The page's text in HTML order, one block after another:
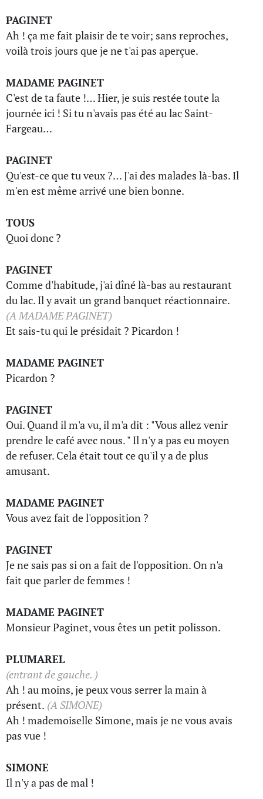
PAGINET
Ah ! ça me fait plaisir de te voir; sans reproches,
voilà trois jours que je ne t'ai pas aperçue.
MADAME PAGINET
C'est de ta faute !… Hier, je suis restée toute la
journée ici ! Si tu n'avais pas été au lac Saint-
Fargeau…
PAGINET
Qu'est-ce que tu veux ?… J'ai des malades là-bas. Il
m'en est même arrivé une bien bonne.
TOUS
Quoi donc ?
PAGINET
Comme d'habitude, j'ai dîné là-bas au restaurant
du lac. Il y avait un grand banquet réactionnaire.
(A MADAME PAGINET)
Et sais-tu qui le présidait ? Picardon !
MADAME PAGINET
Picardon ?
PAGINET
Oui. Quand il m'a vu, il m'a dit : "Vous allez venir
prendre le café avec nous. " Il n'y a pas eu moyen
de refuser. Cela était tout ce qu'il y a de plus
amusant.
MADAME PAGINET
Vous avez fait de l'opposition ?
PAGINET
Je ne sais pas si on a fait de l'opposition. On n'a
fait que parler de femmes !
MADAME PAGINET
Monsieur Paginet, vous êtes un petit polisson.
PLUMAREL
(entrant de gauche. )
Ah ! au moins, je peux vous serrer la main à
présent. (A SIMONE)
Ah ! mademoiselle Simone, mais je ne vous avais
pas vue !
SIMONE
Il n'y a pas de mal !